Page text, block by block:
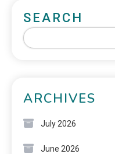
SEARCH
ARCHIVES
July 2026
June 2026